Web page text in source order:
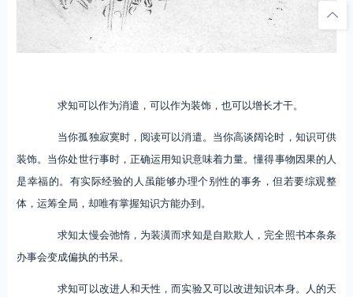
求知可以作为消遣，可以作为装饰，也可以增长才干。
当你孤独寂寞时，阅读可以消遣。当你高谈阔论时，知识可供
装饰。当你处世行事时，正确运用知识意味着力量。懂得事物因果的人
是幸福的。有实际经验的人虽能够办理个别性的事务，但若要综观整
体，运筹全局，却唯有掌握知识方能办到。
求知太慢会弛惰，为装潢而求知是自欺欺人，完全照书本条条
办事会变成偏执的书呆。
求知可以改进人和天性，而实验又可以改进知识本身。人的天